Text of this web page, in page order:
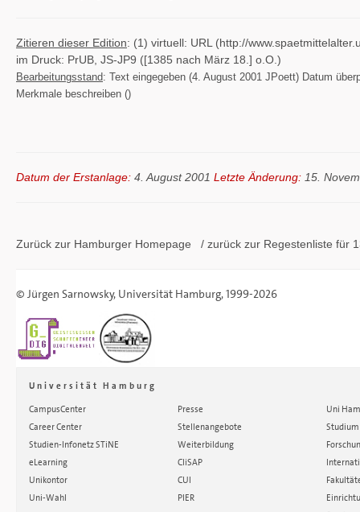
Zitieren dieser Edition: (1) virtuell: URL (http://
im Druck: PrUB, JS-JP9 ([1385 nach März 18.] o.O.)
Bearbeitungsstand: Text eingegeben (4. August 2001 JPoett) Datum
Merkmale beschreiben ()
Datum der Erstanlage: 4. August 2001 Letzte Änderung: 15.
Zurück zur Hamburger Homepage / zurück zur Regestenliste für
© Jürgen Sarnowsky, Universität Hamburg, 1999-2026